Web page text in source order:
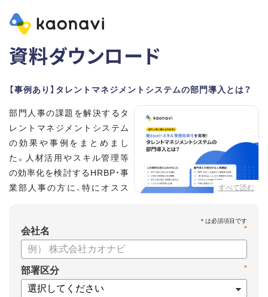
資料ダウンロード
【事例あり】タレントマネジメントシステムの部門導入とは？
すべて読む
部門人事の課題を解決するタ
レントマネジメントシステム
の効果や事例をまとめまし
た。人材活用やスキル管理等
の効率化を検討するHRBP・事
業部人事の方に、特にオスス
【資料の内容】
・部門人事が抱える問題とその解決法
・タレントマネジメントシステムの部門導入するメリット
・スキル管理をはじめとする企業のシステム活用事例
*
会社名
*
部署区分